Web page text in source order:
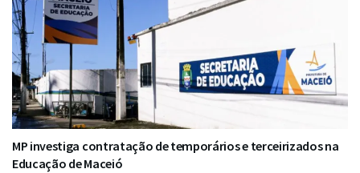
MP investiga contratação de temporários e terceirizados na
Educação de Maceió